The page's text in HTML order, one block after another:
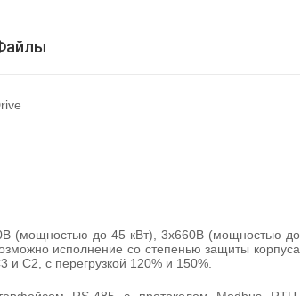
(мощностью до 45 кВт), 3х660В (мощностью до
исполнение со степенью защиты корпуса
С2, с перегрузкой 120% и 150%.